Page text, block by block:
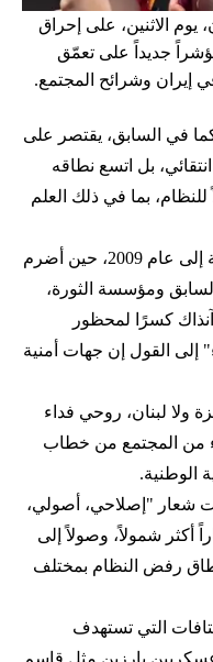
الاثنين، على إحراق
جديداً على تعمّق
إيران وشرائح المجتمع.
في السابق، يقتصر على
بل اتسع نطاقه
للنظام، بما في ذلك العلم
ويعود أحد أبرز مظاهر القطيعة العلنية إلى عام 2009، حين أضرم
ومؤسسة الثورة،
كسرًا لمحظور
إلى القول إن جهات أمنية
ولا لبنان، روحي فداء
من المجتمع من خطاب
الوطنية.
2017، التي شهدت شعار "إصلاحي، أصولي،
أكثر شمولاً، وصولاً إلى
رفض النظام بمختلف
التي تستهدف
بارزين مثل قاسم